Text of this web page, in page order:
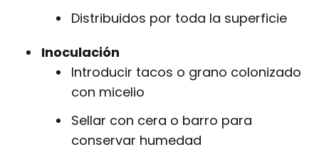
Distribuidos por toda la superficie
Inoculación
Introducir tacos o grano colonizado
con micelio
Sellar con cera o barro para
conservar humedad